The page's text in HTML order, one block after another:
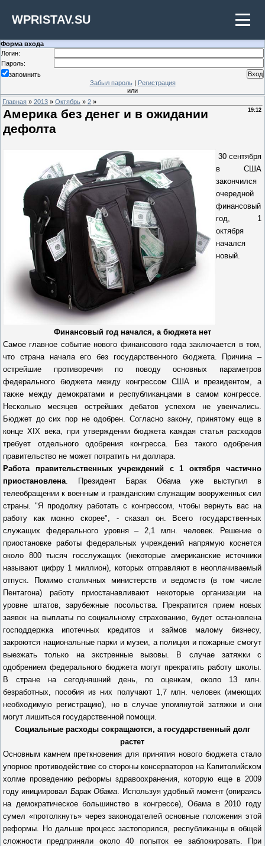
WPRISTAV.SU
Форма входа
Логин:
Пароль:
запомнить
Забыл пароль| Регистрация
или
Главная » 2013 » Октябрь » 2 »
19:12
Америка без денег и в ожидании
дефолта
30 сентября
в США
закончился
очередной
финансовый
год, 1
октября
начался
новый.
Финансовый год начался, а бюджета нет
Самое главное событие нового финансового года заключается в том,
что страна начала его без государственного бюджета. Причина –
острейшие противоречия по поводу основных параметров
федерального бюджета между конгрессом США и президентом, а
также между демократами и республиканцами в самом конгрессе.
Несколько месяцев острейших дебатов успехом не увенчались.
Бюджет до сих пор не одобрен. Согласно закону, принятому еще в
конце XIX века, при утверждении бюджета каждая статья расходов
требует отдельного одобрения конгресса. Без такого одобрения
правительство не может потратить ни доллара.
Работа правительственных учреждений с 1 октября частично
приостановлена. Президент Барак Обама уже выступил в
телеобращении к военным и гражданским служащим вооруженных сил
страны. "Я продолжу работать с конгрессом, чтобы вернуть вас на
работу как можно скорее", - сказал он. Всего государственных
служащих федерального уровня – 2,1 млн. человек. Решение о
приостановке работы федеральных учреждений напрямую коснется
около 800 тысяч госслужащих (некоторые американские источники
называют цифру 1 миллион), которых отправляют в неоплачиваемый
отпуск. Помимо столичных министерств и ведомств (в том числе
Пентагона) работу приостанавливают некоторые организации на
уровне штатов, зарубежные посольства. Прекратится прием новых
заявок на выплаты по социальному страхованию, будет остановлена
господдержка ипотечных кредитов и займов малому бизнесу,
закроются национальные парки и музеи, а полиция и пожарные смогут
выезжать только на экстренные вызовы. В случае затяжки с
одобрением федерального бюджета могут прекратить работу школы.
В стране на сегодняшний день, по оценкам, около 13 млн.
безработных, пособия из них получают 1,7 млн. человек (имеющих
необходимую регистрацию), но в случае упомянутой затяжки и они
могут лишиться государственной помощи.
Социальные расходы сокращаются, а государственный долг
растет
Основным камнем преткновения для принятия нового бюджета стало
упорное противодействие со стороны консерваторов на Капитолийском
холме проведению реформы здравоохранения, которую еще в 2009
году инициировал Барак Обама. Используя удобный момент (опираясь
на демократическое большинство в конгрессе), Обама в 2010 году
сумел «протолкнуть» через законодателей основные положения этой
реформы. Но дальше процесс застопорился, республиканцы в общей
сложности предприняли около 40 попыток ее заблокировать. При